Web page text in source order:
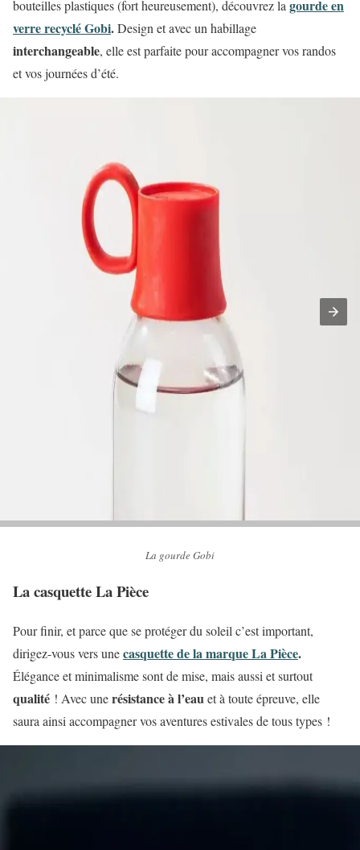
bouteilles plastiques (fort heureusement), découvrez la gourde en
verre recyclé Gobi.Design et avec un habillage
interchangeable, elle est parfaite pour accompagner vos randos
et vos journées d’été.
La gourde Gobi
La casquette La Pièce
Pour finir, et parce que se protéger du soleil c’est important,
dirigez-vous vers unecasquette de la marque La Pièce.
Élégance et minimalisme sont de mise, mais aussi et surtout
qualité ! Avec unerésistance à l’eauet à toute épreuve, elle
saura ainsi accompagner vos aventures estivales de tous types !